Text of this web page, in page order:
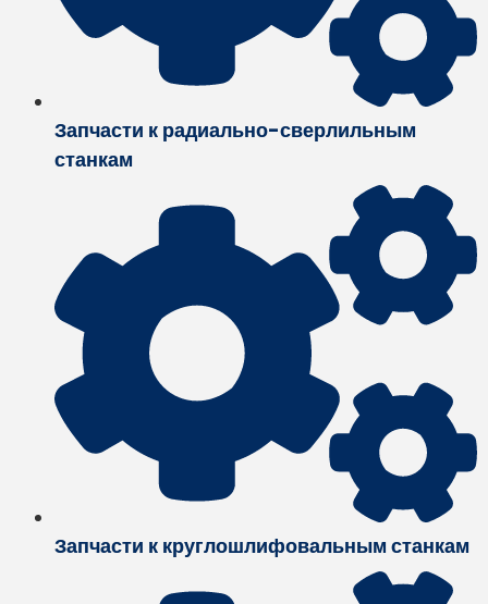
Запчасти к радиально-сверлильным
станкам
Запчасти к круглошлифовальным станкам